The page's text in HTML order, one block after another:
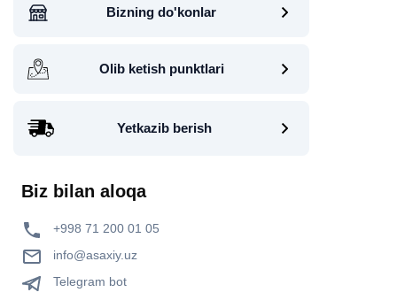
Bizning do'konlar
Olib ketish punktlari
Yetkazib berish
Biz bilan aloqa
+998 71 200 01 05
info@asaxiy.uz
Telegram bot